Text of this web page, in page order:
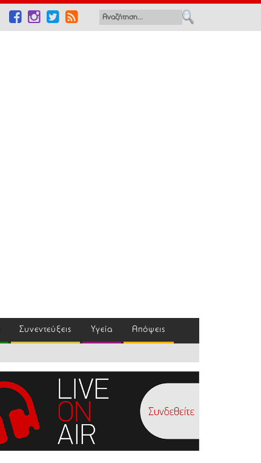
Συνεντεύξεις Υγεία Απόψεις